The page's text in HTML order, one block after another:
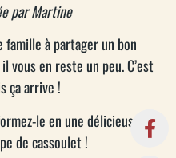
par Martine
à partager un bon
vous en reste un peu. C’est
ça arrive !
le en une délicieuse et
de cassoulet !